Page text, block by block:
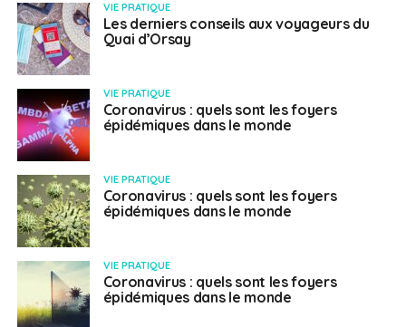
VIE PRATIQUE
Les derniers conseils aux voyageurs du
Quai d’Orsay
VIE PRATIQUE
Coronavirus : quels sont les foyers
épidémiques dans le monde
VIE PRATIQUE
Coronavirus : quels sont les foyers
épidémiques dans le monde
VIE PRATIQUE
Coronavirus : quels sont les foyers
épidémiques dans le monde